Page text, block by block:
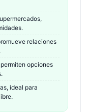
relaciones
opciones
ideal para